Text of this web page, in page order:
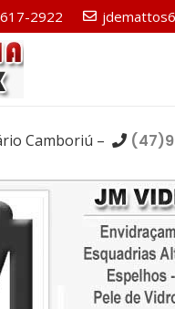
2922
Camboriú –